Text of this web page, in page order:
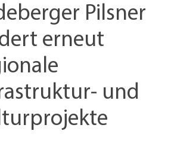
Pilsner
erneut
und